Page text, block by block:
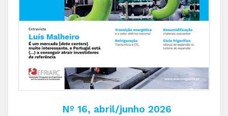
Nº 16, abril/junho 2026